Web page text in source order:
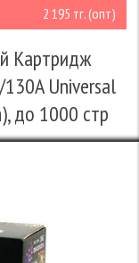
2 195 тг. (опт)
Картридж
Universal
до 1000 стр